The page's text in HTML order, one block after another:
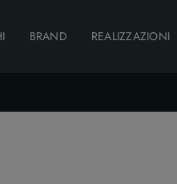
BRAND REALIZZAZIONI